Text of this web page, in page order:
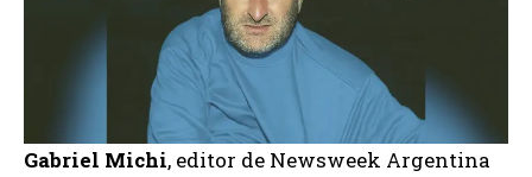
Gabriel Michi, editor de Newsweek Argentina